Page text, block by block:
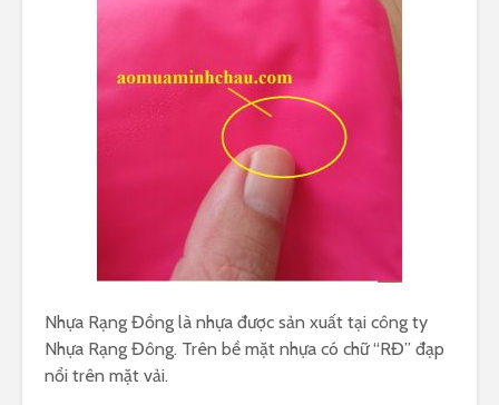
Nhựa Rạng Đồng là nhựa được sản xuất tại công ty
Nhựa Rạng Đông. Trên bề mặt nhựa có chữ “RĐ” đạp
nổi trên mặt vải.